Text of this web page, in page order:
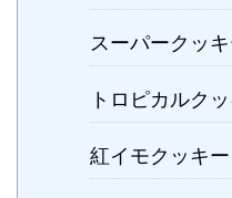
スーパークッ
トロピカルク
紅イモクッキー